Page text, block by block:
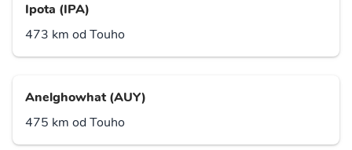
Ipota (IPA)
473 km od Touho
Anelghowhat (AUY)
475 km od Touho